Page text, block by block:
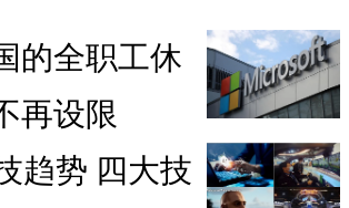
的全职工休
再设限
趋势 四大技